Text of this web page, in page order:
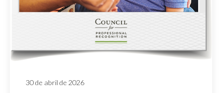
30 de abril de 2026